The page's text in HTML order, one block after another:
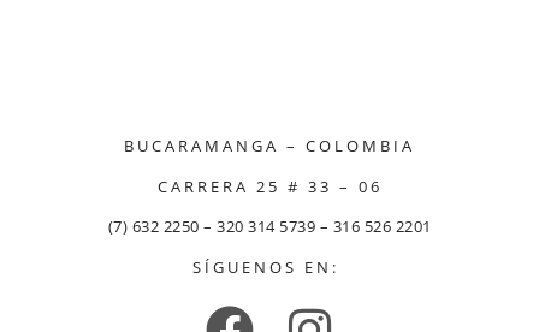
BUCARAMANGA – COLOMBIA
CARRERA 25 # 33 – 06
(7) 632 2250 – 320 314 5739 – 316 526 2201
SÍGUENOS EN: